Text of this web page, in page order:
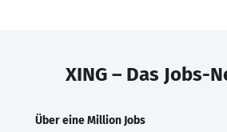
XING – Das Jobs-
Über eine Million Jobs